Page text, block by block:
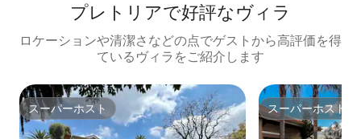
プレトリアで好評なヴィラ
ロケーションや清潔さなどの点でゲストから高評価を得
ているヴィラをご紹介します
スーパーホスト
スーパーホスト スーパーホスト
スーパーホスト